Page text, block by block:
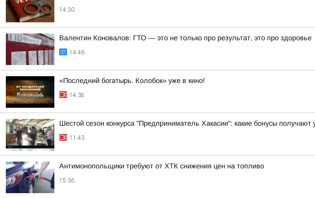
14:30
Валентин Коновалов: ГТО — это не только про результат, это про здоровье
14:46
«Последний богатырь. Колобок» уже в кино!
14:38
Шестой сезон конкурса "Предприниматель Хакасии": какие бонусы получают
11:43
Антимонопольщики требуют от ХТК снижения цен на топливо
15:36